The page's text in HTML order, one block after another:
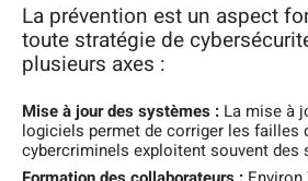
La prévention est un aspect
toute stratégie de
plusieurs axes :
Mise à jour des systèmes : La mise à
logiciels permet de corriger les failles
cybercriminels exploitent souvent des